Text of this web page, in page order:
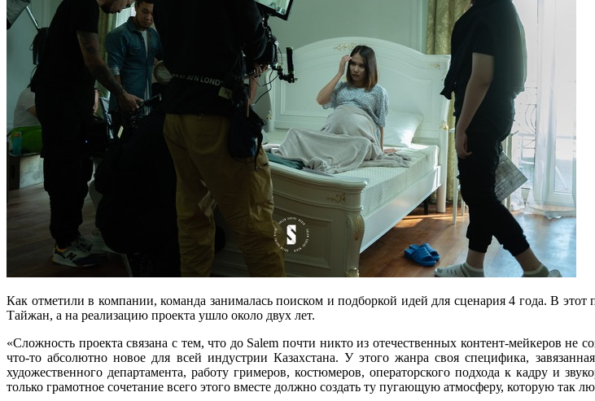
Как отметили в компании, команда занималась поиском и подборкой идей для сценария 4 года. В
Тайжан, а на реализацию проекта ушло около двух лет.
«Сложность проекта связана с тем, что до Salem почти никто из отечественных контент-мейкеров
что-то абсолютно новое для всей индустрии Казахстана. У этого жанра своя специфика,
художественного департамента, работу гримеров, костюмеров, операторского подхода к кадру и
только грамотное сочетание всего этого вместе должно создать ту пугающую атмосферу, которую